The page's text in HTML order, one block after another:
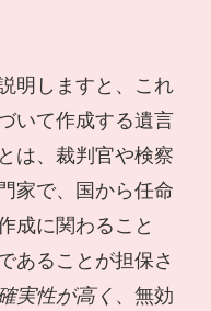
明しますと、これ
いて作成する遺言
は、裁判官や検察
家で、国から任命
成に関わること
あることが担保さ
実性が高く 、無効